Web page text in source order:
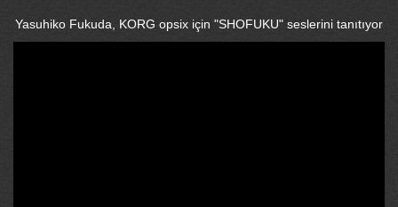
Yasuhiko Fukuda, KORG opsix için "SHOFUKU" seslerini tanıtıyor